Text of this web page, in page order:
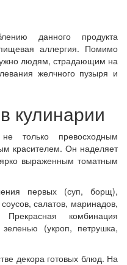
данного продукта
аллергия. Помимо
людям, страдающим на
желчного пузыря и
кулинарии
только превосходным
красителем. Он наделяет
выраженным томатным
первых (суп, борщ),
салатов, маринадов,
комбинация
(укроп, петрушка,
декора готовых блюд. На